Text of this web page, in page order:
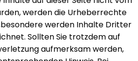
werden die Urheberrechte
werden Inhalte Dritter
Sollten Sie trotzdem auf
aufmerksam werden,